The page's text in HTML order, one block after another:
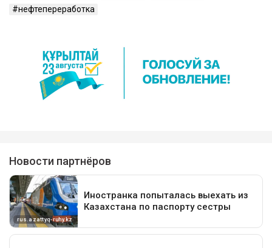
нефтепереработка